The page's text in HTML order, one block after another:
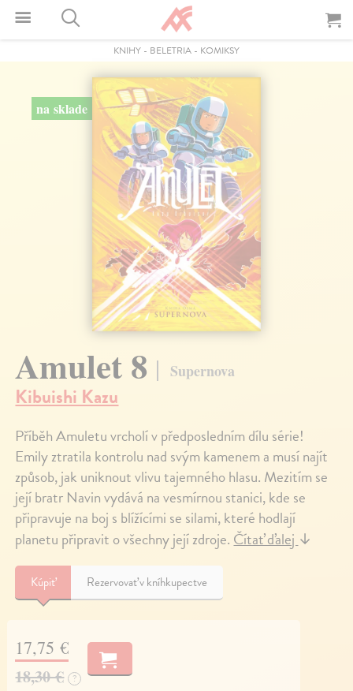
KNIHY - BELETRIA - KOMIKSY
na sklade
Amulet 8 Supernova
Kibuishi Kazu
Příběh Amuletu vrcholí v předposledním dílu série!
Emily ztratila kontrolu nad svým kamenem a musí najít
způsob, jak uniknout vlivu tajemného hlasu. Mezitím se
její bratr Navin vydává na vesmírnou stanici, kde se
připravuje na boj s blížícími se silami, které hodlají
planetu připravit o všechny její zdroje.Čítať ďalej↓
Kúpiť Rezervovať v kníhkupectve
17,75 €
18,30 € ?